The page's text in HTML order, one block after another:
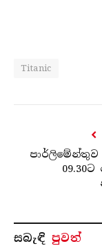
Titanic
සබැ​ඳි පුවත්